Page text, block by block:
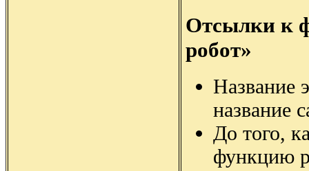
Отсылки к
робот»
Название
название
До того,
функцию